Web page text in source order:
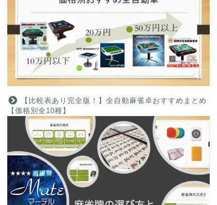
【比較表あり完全版！】全自動麻雀卓おすすめまとめ
【価格別全10種】